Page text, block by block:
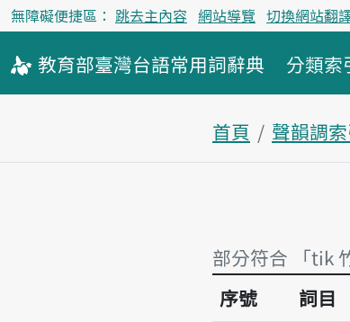
無障礙便捷區： 跳去主內容 網站導覽 切換網站翻
教育部臺灣台語常用詞辭典 分類索
首頁 聲韻調
部分符合 「tik
序號 詞目